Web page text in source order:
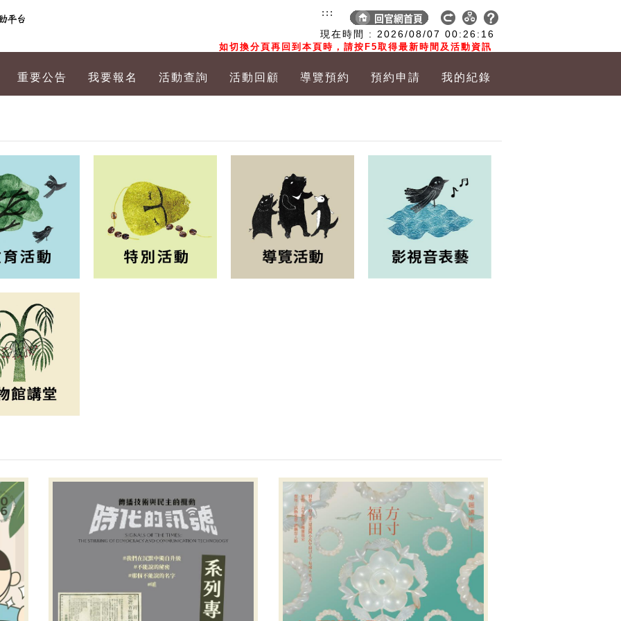
現在時間 : 2026/08/07 00:26:17
如切換分頁再回到本頁時，請按F5取得最新時間及活動資訊
:::
重要公告 我要報名 活動查詢 活動回顧 導覽預約 預約申請 我的紀錄